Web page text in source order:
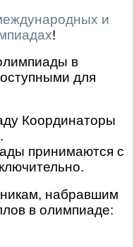
и
!
в
для
Координаторы
принимаются с
набравшим
в олимпиаде: